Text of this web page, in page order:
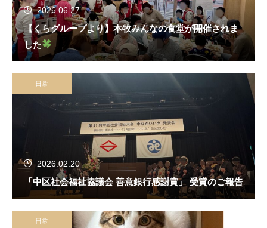
2026.06.27
【くらグループより】本牧みんなの食堂が開催されま
した
日常
2026.02.20
「中区社会福祉協議会 善意銀行感謝賞」 受賞のご報告
日常